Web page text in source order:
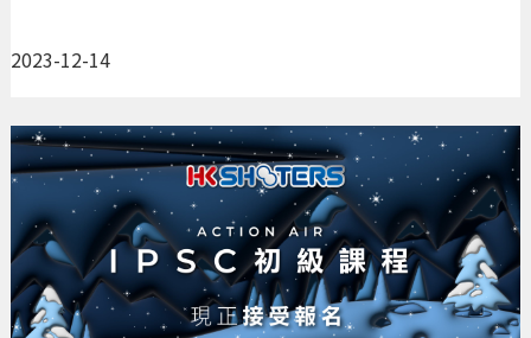
2023-12-14